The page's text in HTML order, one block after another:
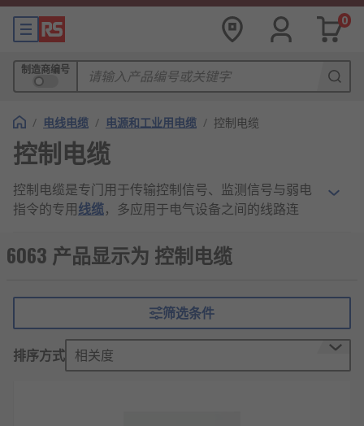
0
制造商编号
/ 电线电缆 / 电源和工业用电缆 / 控制电缆
控制电缆
控制电缆是专门用于传输控制信号、监测信号与弱电
指令的专用线缆，多应用于电气设备之间的线路连
能，具备线芯多、抗干扰强、布线灵活等特点，广泛
铺设在工业设备、配电系统、楼宇电气及自动化控制
控制电缆是如何工作的？
控制电缆内部由多根绝缘线芯组成，依靠线芯导通电
6063 产品显示为 控制电缆
筛选条件
排序方式 相关度